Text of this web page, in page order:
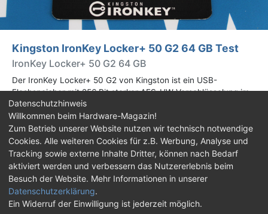
Kingston IronKey Locker+ 50 G2 64 GB Test
IronKey Locker+ 50 G2 64 GB
Der IronKey Locker+ 50 G2 von Kingston ist ein USB-
Flashspeicher mit 256 Bit starker AES-HW-Verschlüsselung im
XTS-Modus. Wir haben das 64-GB-Modell im Praxistest
genauer begutachtet.
Impressum| Kontakt |Jobs |Datenschutz |
Consent‑Einstellungen |Haftungsausschluss
Feed Facebook
Twitch
Discord
Datenschutzhinweis
Willkommen beim Hardware-Magazin!
Zum Betrieb unserer Website nutzen wir technisch notwendige
Cookies. Alle weiteren Cookies für z.B. Werbung, Analyse und
Tracking sowie externe Inhalte Dritter, können nach Bedarf
aktiviert werden und verbessern das Nutzererlebnis beim
Besuch der Website. Mehr Informationen in unserer
Datenschutzerklärung.
Ein Widerruf der Einwilligung ist jederzeit möglich.